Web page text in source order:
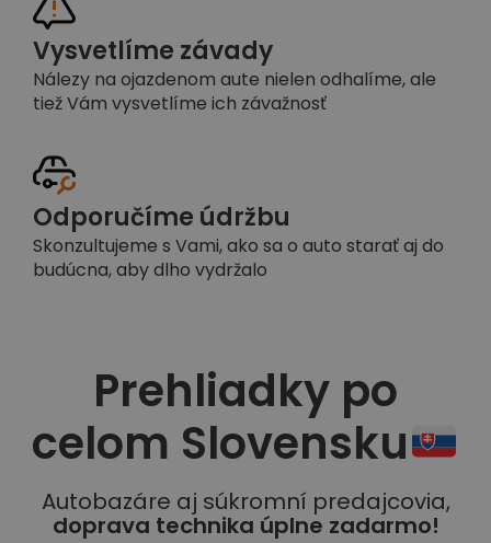
Vysvetlíme závady
Nálezy na ojazdenom aute nielen odhalíme, ale
tiež Vám vysvetlíme ich závažnosť
Odporučíme údržbu
Skonzultujeme s Vami, ako sa o auto starať aj do
budúcna, aby dlho vydržalo
Prehliadky po
celom Slovensku
Autobazáre aj súkromní predajcovia,
doprava technika úplne zadarmo!